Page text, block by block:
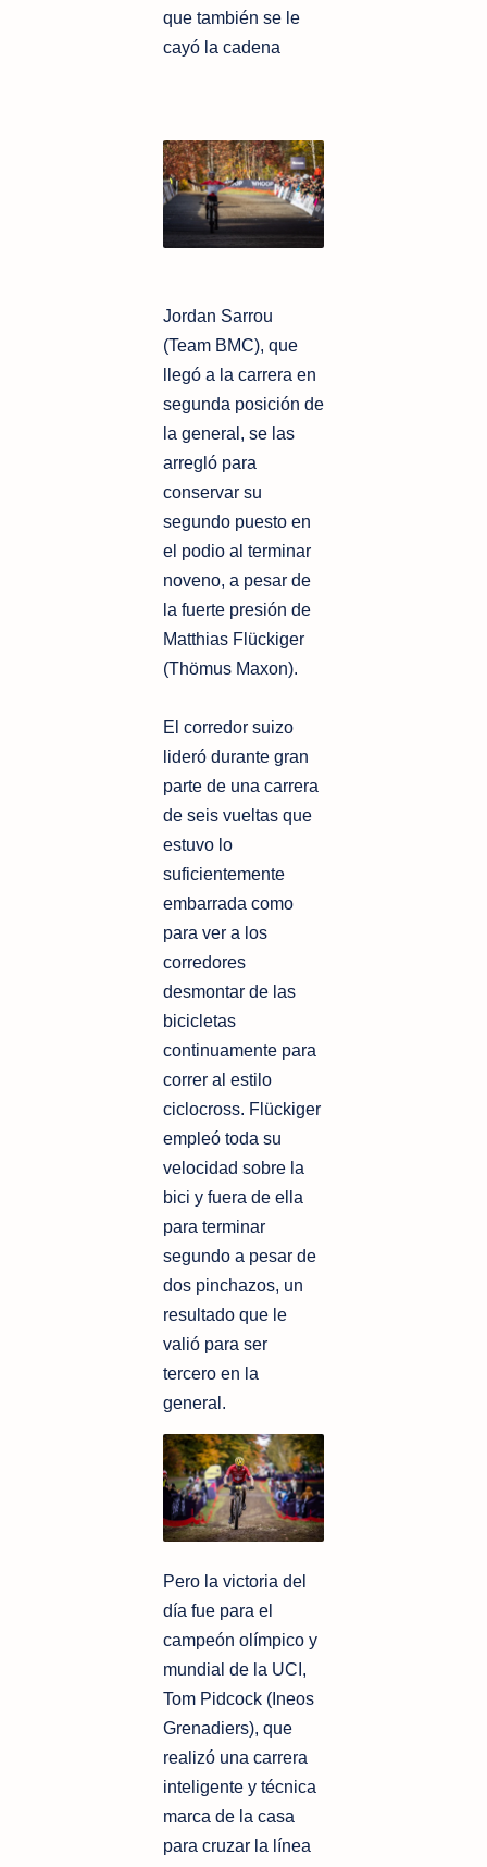
que también se le
cayó la cadena
Jordan Sarrou
(Team BMC), que
llegó a la carrera en
segunda posición de
la general, se las
arregló para
conservar su
segundo puesto en
el podio al terminar
noveno, a pesar de
la fuerte presión de
Matthias Flückiger
(Thömus Maxon).
El corredor suizo
lideró durante gran
parte de una carrera
de seis vueltas que
estuvo lo
suficientemente
embarrada como
para ver a los
corredores
desmontar de las
bicicletas
continuamente para
correr al estilo
ciclocross. Flückiger
empleó toda su
velocidad sobre la
bici y fuera de ella
para terminar
segundo a pesar de
dos pinchazos, un
resultado que le
valió para ser
tercero en la
general.
Pero la victoria del
día fue para el
campeón olímpico y
mundial de la UCI,
Tom Pidcock (Ineos
Grenadiers), que
realizó una carrera
inteligente y técnica
marca de la casa
para cruzar la línea